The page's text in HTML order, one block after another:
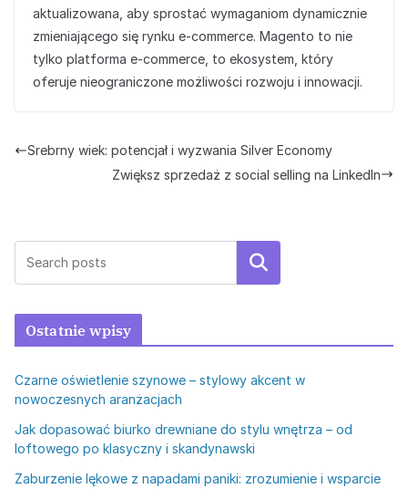
aktualizowana, aby sprostać wymaganiom dynamicznie
zmieniającego się rynku e-commerce. Magento to nie
tylko platforma e-commerce, to ekosystem, który
oferuje nieograniczone możliwości rozwoju i innowacji.
Srebrny wiek: potencjał i wyzwania Silver Economy
Zwiększ sprzedaż z social selling na LinkedIn
Szukaj
Ostatnie wpisy
Czarne oświetlenie szynowe – stylowy akcent w
nowoczesnych aranżacjach
Jak dopasować biurko drewniane do stylu wnętrza – od
loftowego po klasyczny i skandynawski
Zaburzenie lękowe z napadami paniki: zrozumienie i wsparcie